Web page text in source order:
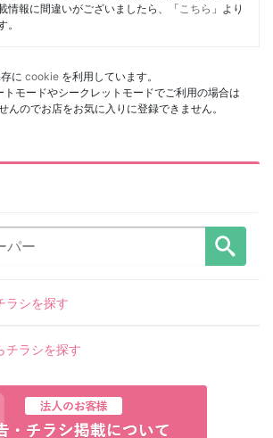
情報に間違いがございましたら、「 こちら 」より
。
に cookie を利用しています。
トモードやシークレットモードでご利用の場合は
んのでお店をお気に入りに登録できません。
ラシを探す
チラシを探す